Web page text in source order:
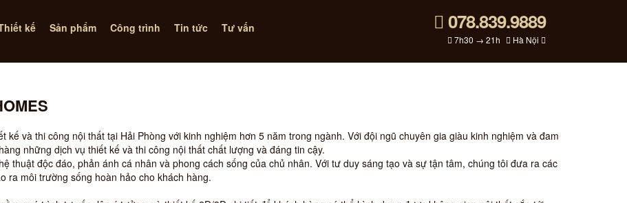
kế Sản phẩm Công trình Tin tức Tư vấn 078.839.9889
7h30 → 21h Hà Nội
kế và thi công nội thất tại Hải Phòng với kinh nghiệm hơn 5 năm trong ngành. Với đội ngũ chuyên gia giàu kinh nghiệm và đam
những dịch vụ thiết kế và thi công nội thất chất lượng và đáng tin cậy.
thuật độc đáo, phản ánh cá nhân và phong cách sống của chủ nhân. Với tư duy sáng tạo và sự tận tâm, chúng tôi đưa ra các
ra môi trường sống hoàn hảo cho khách hàng.